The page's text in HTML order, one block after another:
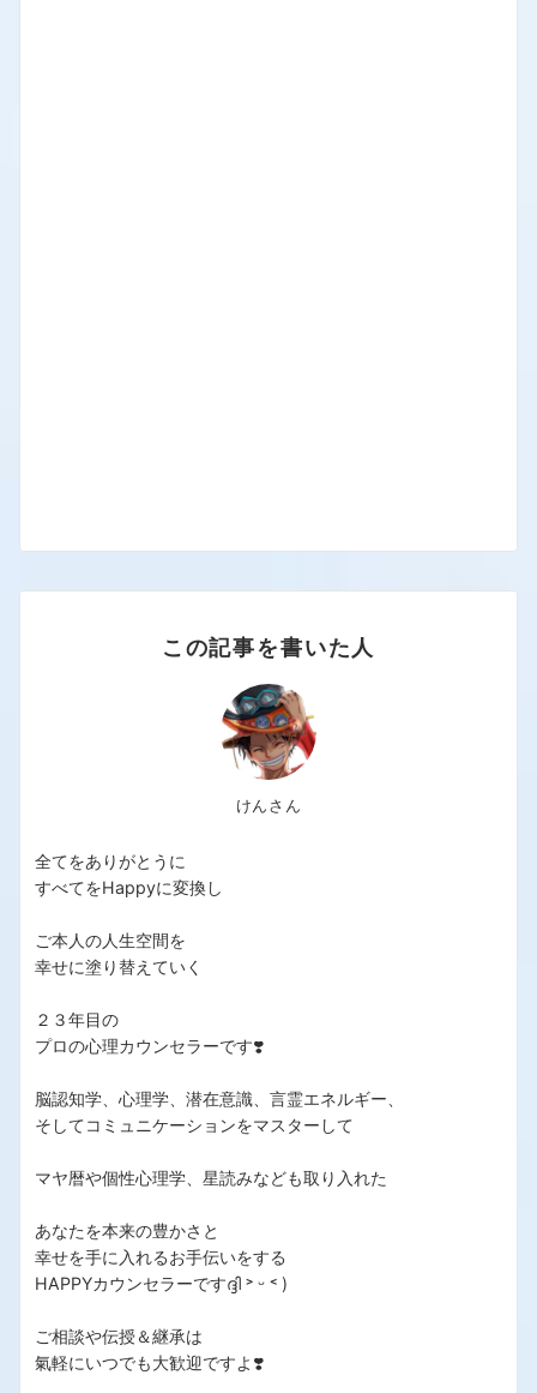
この記事を書いた人
けんさん
全てをありがとうに
すべてをHappyに変換し
ご本人の人生空間を
幸せに塗り替えていく
２３年目の
プロの心理カウンセラーです❣️
脳認知学、心理学、潜在意識、言霊エネルギー、
そしてコミュニケーションをマスターして
マヤ暦や個性心理学、星読みなども取り入れた
あなたを本来の豊かさと
幸せを手に入れるお手伝いをする
HAPPYカウンセラーですദ്ദി ˃ ᵕ ˂ )
ご相談や伝授＆継承は
氣軽にいつでも大歓迎ですよ❣️